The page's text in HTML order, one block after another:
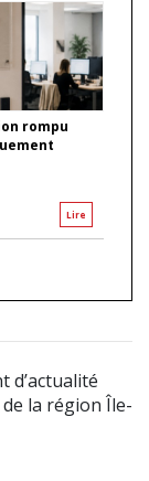
rompu
Lire
d’actualité
la région Île-